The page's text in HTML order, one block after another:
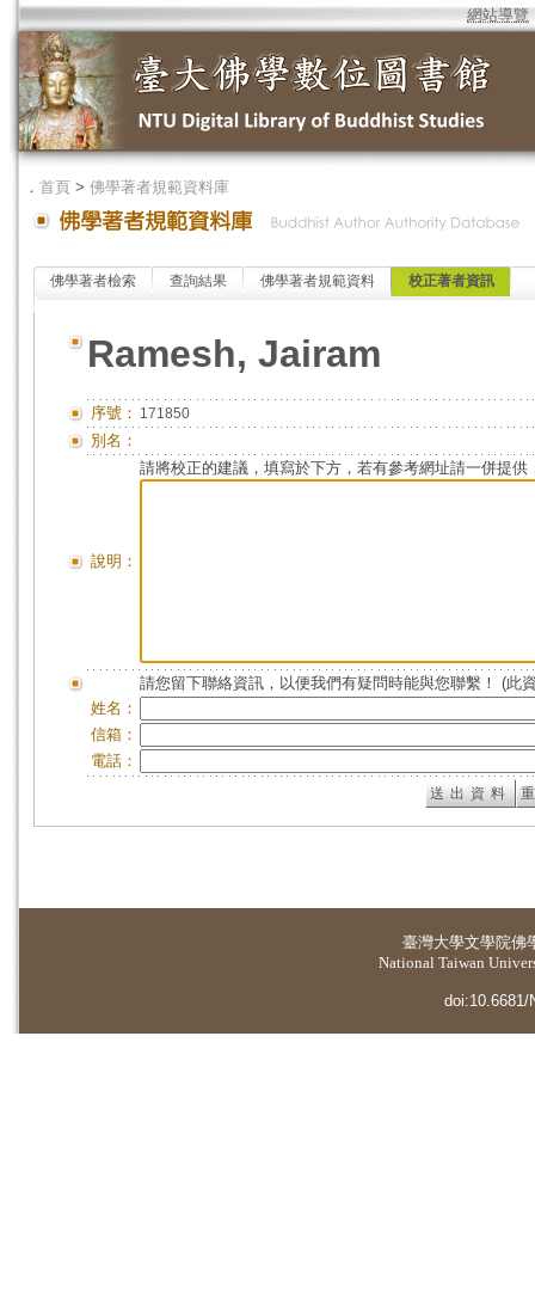
網站導覽
． 首頁 > 佛學著者規範資料庫
佛學著者檢索 查詢結果 佛學著者規範資料 校正著者資訊
Ramesh, Jairam
序號： 171850
別名：
說明：
請將校正的建議，填寫於下方，若有參考網址請一併提供
請您留下聯絡資訊，以便我們有疑問時能與您聯繫！ (此
姓名：
信箱：
電話：
臺灣大學文學院佛
National Taiwan
doi:10.6681/